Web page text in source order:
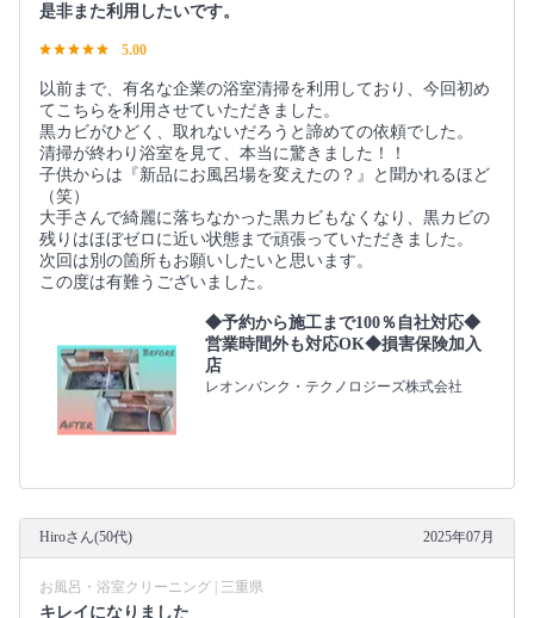
是非また利用したいです。
5.00
以前まで、有名な企業の浴室清掃を利用しており、今回初め
てこちらを利用させていただきました。
黒カビがひどく、取れないだろうと諦めての依頼でした。
清掃が終わり浴室を見て、本当に驚きました！！
子供からは『新品にお風呂場を変えたの？』と聞かれるほど
（笑）
大手さんで綺麗に落ちなかった黒カビもなくなり、黒カビの
残りはほぼゼロに近い状態まで頑張っていただきました。
次回は別の箇所もお願いしたいと思います。
この度は有難うございました。
◆予約から施工まで100％自社対応◆
営業時間外も対応OK◆損害保険加入
店
レオンバンク・テクノロジーズ株式会社
Hiroさん(50代) 2025年07月
お風呂・浴室クリーニング | 三重県
キレイになりました